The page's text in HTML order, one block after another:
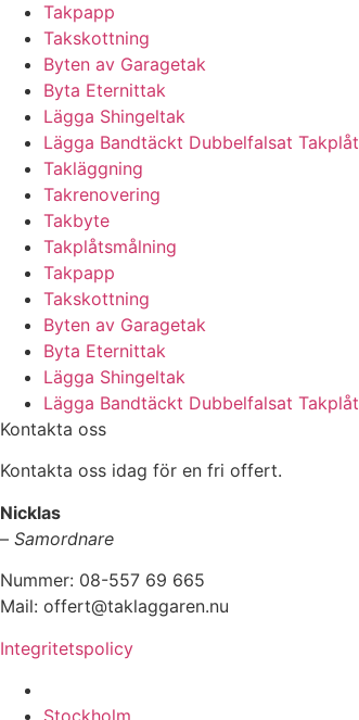
Takpapp
Takskottning
Byten av Garagetak
Byta Eternittak
Lägga Shingeltak
Lägga Bandtäckt Dubbelfalsat Takplåt
Takläggning
Takrenovering
Takbyte
Takplåtsmålning
Takpapp
Takskottning
Byten av Garagetak
Byta Eternittak
Lägga Shingeltak
Lägga Bandtäckt Dubbelfalsat Takplåt
Kontakta oss
Kontakta oss idag för en fri offert.
Nicklas
– Samordnare
Nummer: 08-557 69 665
Mail: offert@taklaggaren.nu
Integritetspolicy